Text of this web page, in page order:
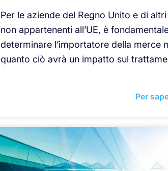
Per le aziende del Regno Unito e di altri
non appartenenti all’UE, è
determinare l’importatore della merce
quanto ciò avrà un impatto sul
Per